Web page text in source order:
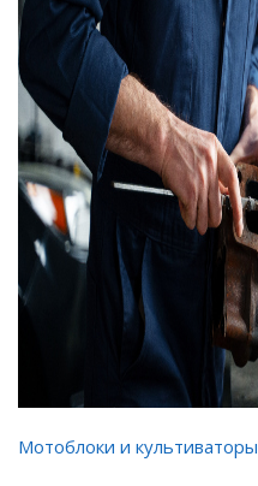
Мотоблоки и культиваторы